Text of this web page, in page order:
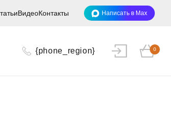
ВидеоКонтакты Написать в Max
{phone_region} 0